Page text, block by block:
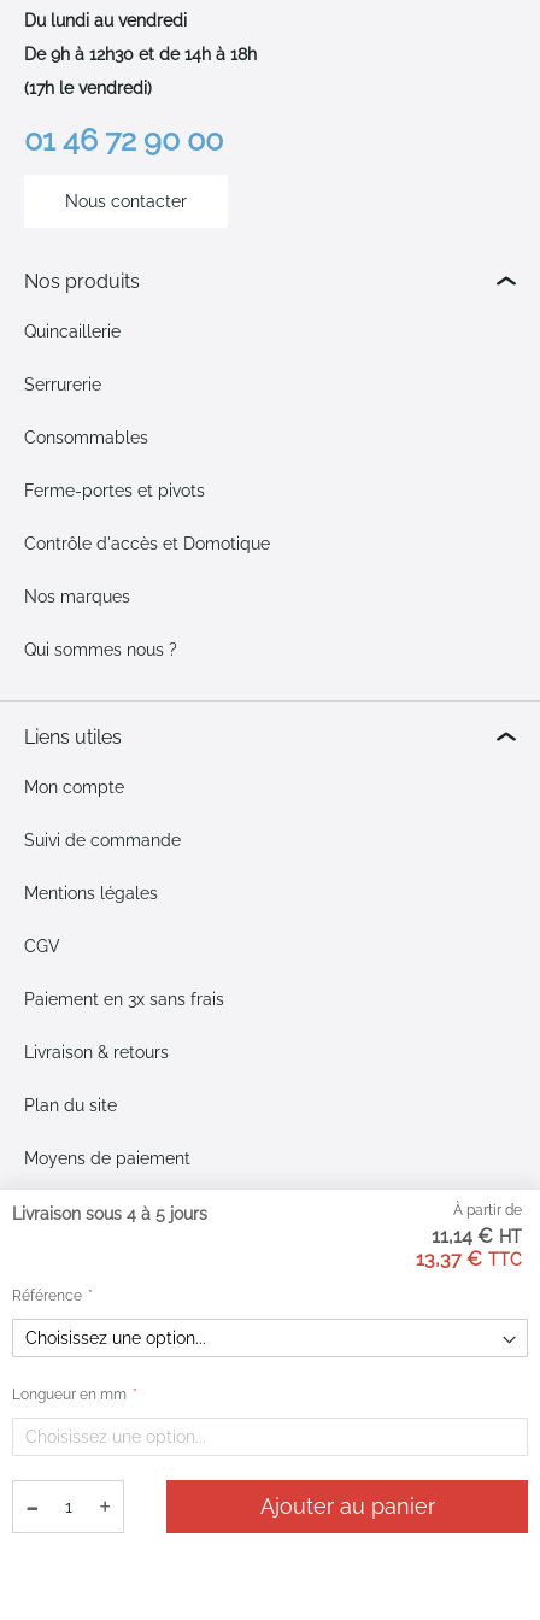
À partir de
13,37 €
11,14 €
Livraison sous 4 à 5 jours
Référence
Longueur en mm
- + Ajouter au panier
Du lundi au vendredi
De 9h à 12h30 et de 14h à 18h
(17h le vendredi)
01 46 72 90 00
Nous contacter
Nos produits
Quincaillerie
Serrurerie
Consommables
Ferme-portes et pivots
Contrôle d'accès et Domotique
Nos marques
Qui sommes nous ?
Liens utiles
Mon compte
Suivi de commande
Mentions légales
CGV
Paiement en 3x sans frais
Livraison & retours
Plan du site
Moyens de paiement
avis